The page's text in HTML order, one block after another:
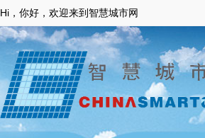
Hi，你好，欢迎来到智慧城市网